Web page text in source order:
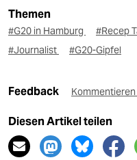
Themen
#G20 in Hamburg #Recep
#Journalist
#G20-Gipfel
Feedback Kommentieren
Diesen Artikel teilen